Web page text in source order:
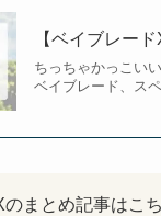
【ベイブレー
ちっちゃかっこい
ベイブレード、ス
まとめ記事はこ